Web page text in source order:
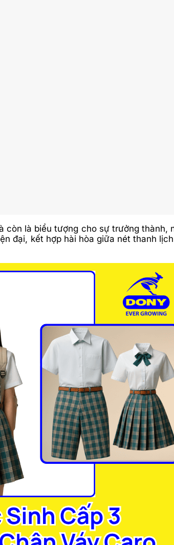
còn là biểu tượng cho sự trưởng
đại, kết hợp hài hòa giữa nét thanh